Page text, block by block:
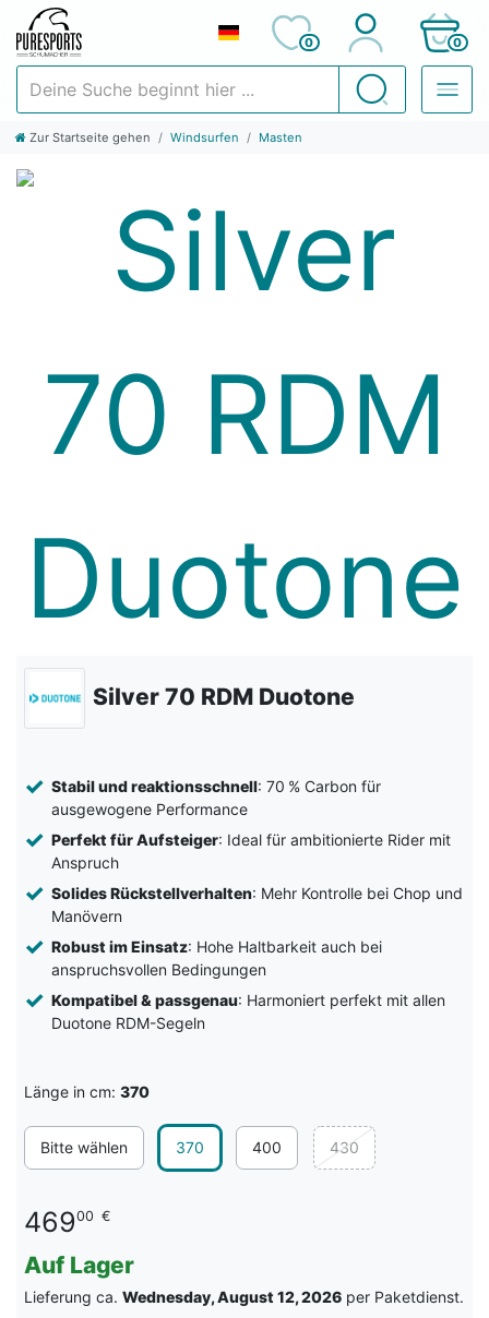
Suchen
0 0
Zur Startseite gehen Windsurfen Masten
Silver 70 RDM Duotone
Stabil und reaktionsschnell: 70 % Carbon für
ausgewogene Performance
Perfekt für Aufsteiger: Ideal für ambitionierte Rider mit
Anspruch
Solides Rückstellverhalten: Mehr Kontrolle bei Chop und
Manövern
Robust im Einsatz: Hohe Haltbarkeit auch bei
anspruchsvollen Bedingungen
Kompatibel & passgenau: Harmoniert perfekt mit allen
Duotone RDM-Segeln
Länge in cm: 370
Bitte wählen 370 400 430
46900 €
Auf Lager
Lieferung ca. Wednesday, August 12, 2026 per Paketdienst.